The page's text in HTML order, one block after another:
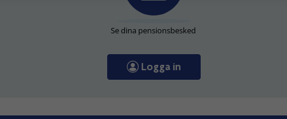
Se dina pensionsbesked
Logga in